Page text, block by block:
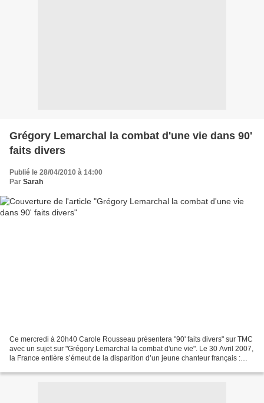
Grégory Lemarchal la combat d'une vie dans 90'
faits divers
Publié le 28/04/2010 à 14:00
Par Sarah
Ce mercredi à 20h40 Carole Rousseau présentera "90' faits divers" sur TMC
avec un sujet sur "Grégory Lemarchal la combat d'une vie". Le 30 Avril 2007,
la France entière s’émeut de la disparition d’un jeune chanteur français :